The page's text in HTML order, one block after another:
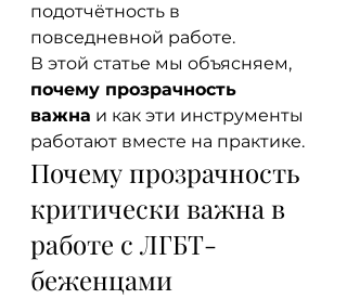
подотчётность в
повседневной работе.
В этой статье мы объясняем,
почему прозрачность
важна и как эти инструменты
работают вместе на практике.
Почему прозрачность
критически важна в
работе с ЛГБТ-
беженцами